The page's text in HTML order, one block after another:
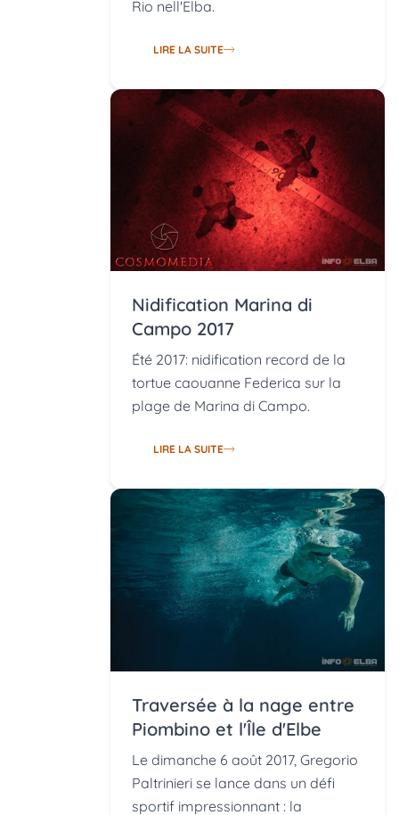
Rio nell'Elba.
LIRE LA SUITE
Nidification Marina di
Campo 2017
Été 2017: nidification record de la
tortue caouanne Federica sur la
plage de Marina di Campo.
LIRE LA SUITE
Traversée à la nage entre
Piombino et l'Île d'Elbe
Le dimanche 6 août 2017, Gregorio
Paltrinieri se lance dans un défi
sportif impressionnant : la